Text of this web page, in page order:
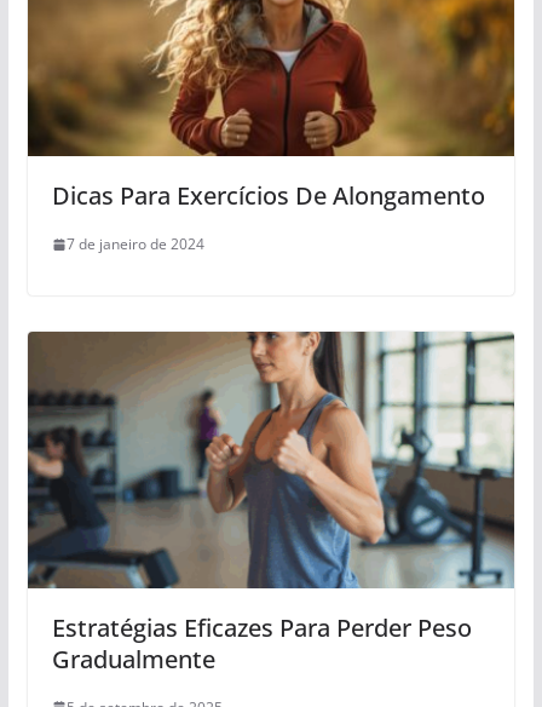
Dicas Para Exercícios De Alongamento
7 de janeiro de 2024
Estratégias Eficazes Para Perder Peso
Gradualmente